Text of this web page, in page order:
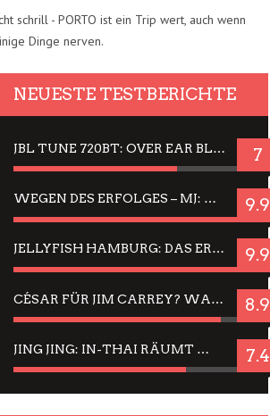
schrill - PORTO ist ein Trip wert, auch wenn
Dinge nerven.
NEUESTE TESTBERICHTE
JBL TUNE 720BT: OVER EAR BLUETOOTH KOPFHÖRER UM DIE 50,-€ IM DAUER-TEST 7
WEGEN DES ERFOLGES – MJ: MICHAEL JACKSON MUSICAL IN EINER MATINEE SEHEN 9.9
JELLYFISH HAMBURG: DAS ERFOLGREICHE SOMMER-MENÜ 2025 IN GEFÜHLEN UND BILDERN 9.9
CÉSAR FÜR JIM CARREY? WARUM DAS EINER DER NERVIGSTEN ACTORS IST UND BLEIBT 8.9
JING JING: IN-THAI RÄUMT WIEDER TITEL AB – EIN ZWEI-STUNDEN-ERLEBNISBERICHT 7.4